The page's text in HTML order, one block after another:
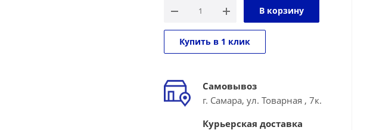
В корзину
Купить в 1 клик
Самовывоз
г. Самара, ул. Товарная , 7к.
Курьерская доставка